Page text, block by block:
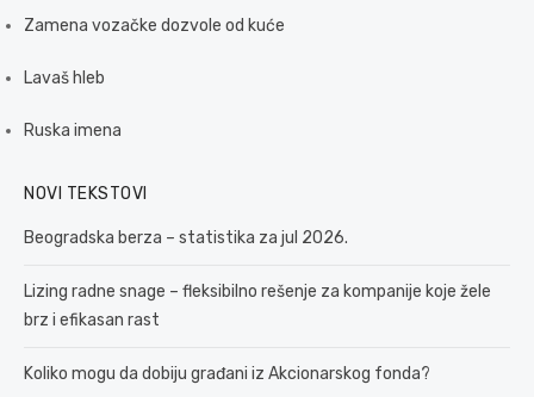
Zamena vozačke dozvole od kuće
Lavaš hleb
Ruska imena
NOVI TEKSTOVI
Beogradska berza – statistika za jul 2026.
Lizing radne snage – fleksibilno rešenje za kompanije koje žele
brz i efikasan rast
Koliko mogu da dobiju građani iz Akcionarskog fonda?